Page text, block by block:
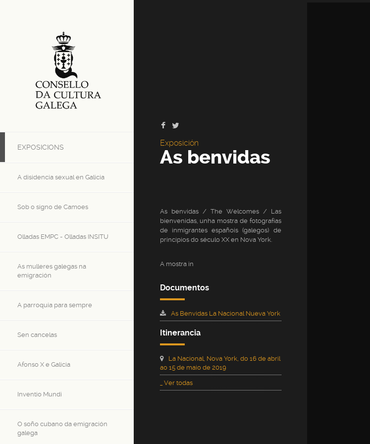
EXPOSICIONS
A disidencia sexual en Galicia
Sob o signo de Camoes
Olladas EMPC - Olladas INSITU
As mulleres galegas na
emigración
A parroquia para sempre
Sen cancelas
Afonso X e Galicia
Inventio Mundi
O soño cubano da emigración
galega
Exposición
As benvidas
As benvidas / The Welcomes / Las
bienvenidas, unha mostra de fotografías
de inmigrantes españois (galegos) de
principios do século XX en Nova York.
A mostra in
Documentos
As Benvidas La Nacional Nueva York
Itinerancia
La Nacional, Nova York, do 16 de abril
ao 15 de maio de 2019
_ Ver todas